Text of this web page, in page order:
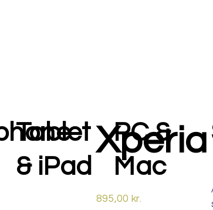
Tablet
& iPad
PC &
Mac
895,00 kr.